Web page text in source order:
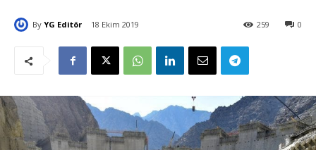
By YG Editör 18 Ekim 2019 0
259